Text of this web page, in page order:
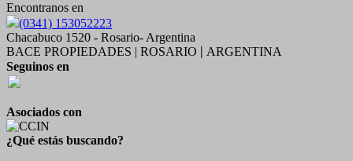
Encontranos en
(0341) 153052223
Chacabuco 1520 - Rosario- Argentina
BACE PROPIEDADES | ROSARIO
ARGENTINA
Seguinos en
Asociados con
¿Qué estás buscando?